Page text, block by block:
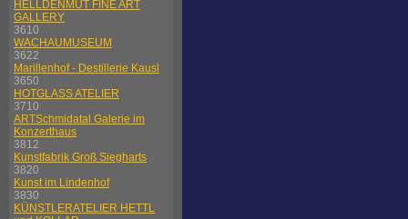
HELLDENMUT FINE ART
GALLERY
3610
WACHAUMUSEUM
3622
Marillenhof - Destillerie Kausl
3650
HOTGLASS ATELIER
3710
ARTSchmidatal Galerie im
Konzerthaus
3812
Kunstfabrik Groß Siegharts
3820
Kunst im Lindenhof
3830
KÜNSTLERATELIER HETTL